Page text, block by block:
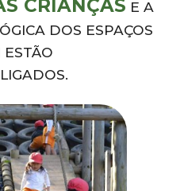
CRIANÇAS E A
DOS ESPAÇOS